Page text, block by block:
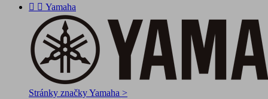
  Yamaha
Stránky značky Yamaha >